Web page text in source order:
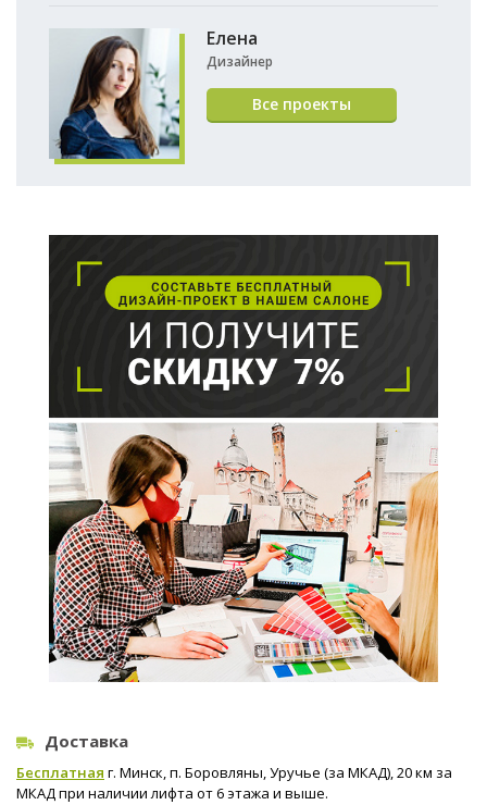
Елена
Дизайнер
Все проекты
Доставка
Бесплатная г. Минск, п. Боровляны, Уручье (за МКАД), 20 км за
МКАД при наличии лифта от 6 этажа и выше.